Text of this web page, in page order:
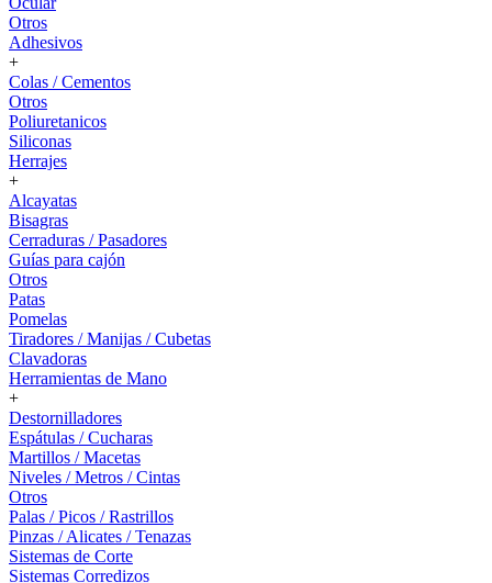
Otros
Adhesivos
+
Colas / Cementos
Otros
Poliuretanicos
Siliconas
Herrajes
+
Alcayatas
Bisagras
Cerraduras / Pasadores
Guías para cajón
Otros
Patas
Pomelas
Tiradores / Manijas / Cubetas
Clavadoras
Herramientas de Mano
+
Destornilladores
Espátulas / Cucharas
Martillos / Macetas
Niveles / Metros / Cintas
Otros
Palas / Picos / Rastrillos
Pinzas / Alicates / Tenazas
Sistemas de Corte
Sistemas Corredizos